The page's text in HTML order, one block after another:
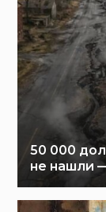
50 000
не нашли